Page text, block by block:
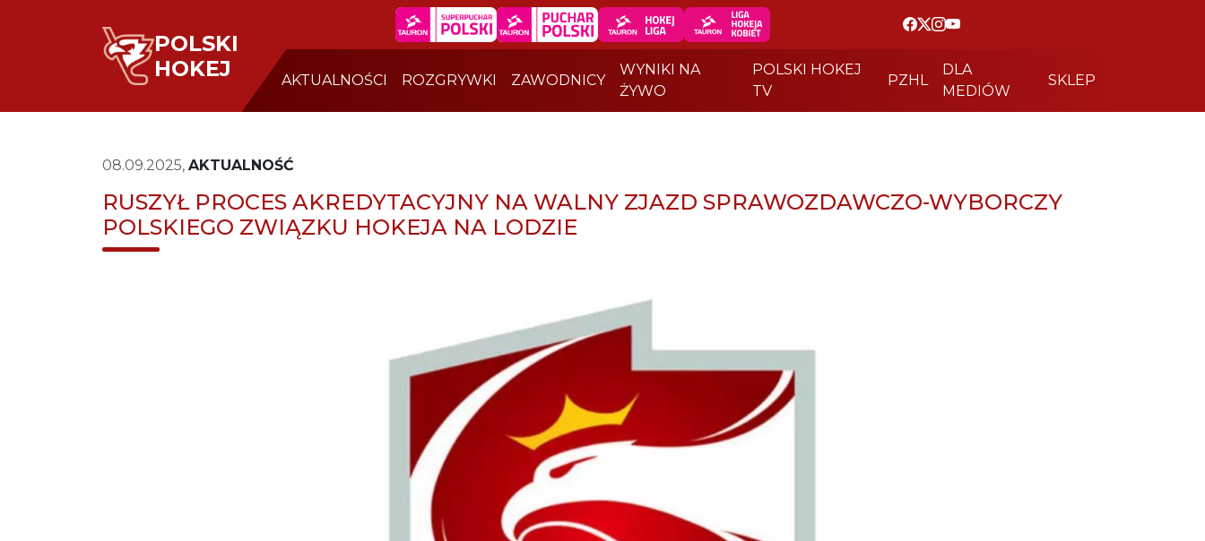
POLSKI
HOKEJ
AKTUALNOŚCI ROZGRYWKI ZAWODNICY
WYNIKI NA
ŻYWO
POLSKI HOKEJ
TV
PZHL
DLA
MEDIÓW
SKLEP
08.09.2025, AKTUALNOŚĆ
RUSZYŁ PROCES AKREDYTACYJNY NA WALNY ZJAZD SPRAWOZDAWCZO-WYBORCZY
POLSKIEGO ZWIĄZKU HOKEJA NA LODZIE